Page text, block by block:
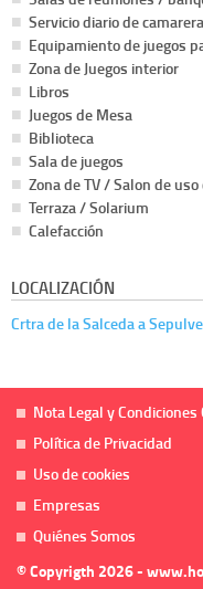
Servicio diario de
Equipamiento de juegos
Zona de Juegos interior
Libros
Juegos de Mesa
Biblioteca
Sala de juegos
Zona de TV / Salon de
Terraza / Solarium
Calefacción
LOCALIZACIÓN
Crtra de la Salceda a
Nota Legal y Condiciones
Política de Privacidad
Uso de cookies
Empresas
Quiénes Somos
© Copyrigth 2026 -